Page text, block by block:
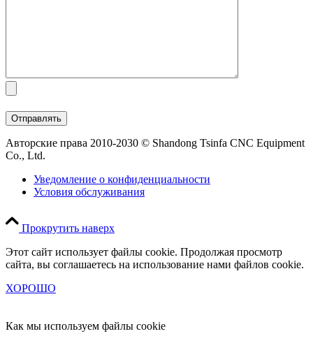
Авторские права 2010-2030 © Shandong Tsinfa CNC Equipment
Co., Ltd.
Уведомление о конфиденциальности
Условия обслуживания
Прокрутить наверх
Этот сайт использует файлы cookie. Продолжая просмотр
сайта, вы соглашаетесь на использование нами файлов cookie.
ХОРОШО
Как мы используем файлы cookie